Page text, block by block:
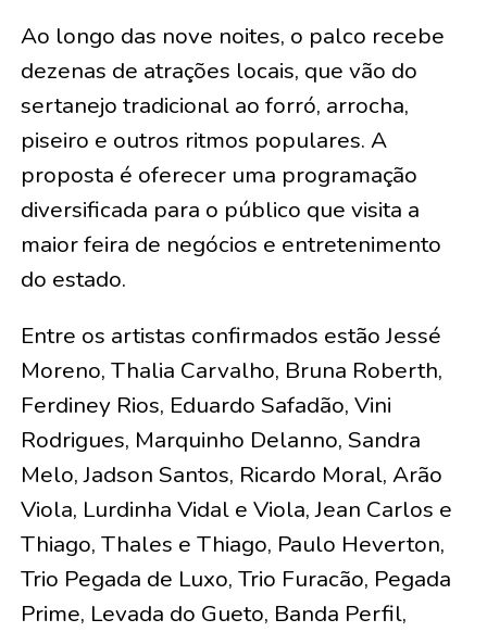
Ao longo das nove noites, o palco recebe
dezenas de atrações locais, que vão do
sertanejo tradicional ao forró, arrocha,
piseiro e outros ritmos populares. A
proposta é oferecer uma programação
diversificada para o público que visita a
maior feira de negócios e entretenimento
do estado.
Entre os artistas confirmados estão Jessé
Moreno, Thalia Carvalho, Bruna Roberth,
Ferdiney Rios, Eduardo Safadão, Vini
Rodrigues, Marquinho Delanno, Sandra
Melo, Jadson Santos, Ricardo Moral, Arão
Viola, Lurdinha Vidal e Viola, Jean Carlos e
Thiago, Thales e Thiago, Paulo Heverton,
Trio Pegada de Luxo, Trio Furacão, Pegada
Prime, Levada do Gueto, Banda Perfil,